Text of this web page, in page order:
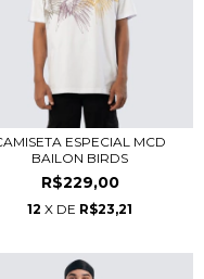
ESPECIAL MCD
BAILON BIRDS
R$229,00
12 X DE R$23,21